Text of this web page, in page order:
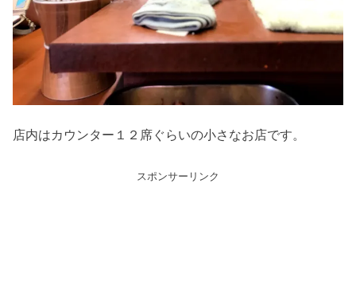
店内はカウンター１２席ぐらいの小さなお店です。
スポンサーリンク